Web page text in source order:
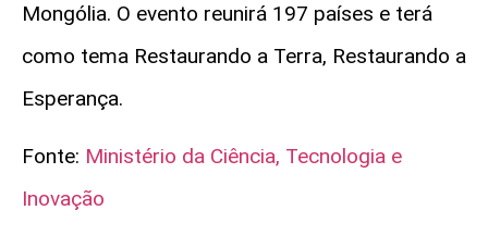
Mongólia. O evento reunirá 197 países e terá
como tema Restaurando a Terra, Restaurando a
Esperança.
Fonte: Ministério da Ciência, Tecnologia e
Inovação